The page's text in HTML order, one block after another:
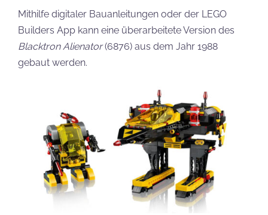
Mithilfe digitaler Bauanleitungen oder der LEGO
Builders App kann eine überarbeitete Version des
Blacktron Alienator(6876) aus dem Jahr 1988
gebaut werden.